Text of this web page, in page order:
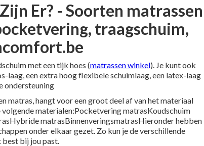
Er? - Soorten matrassen
traagschuim,
met een tijk hoes (matrassen winkel). Je kunt ook
laag, een extra hoog flexibele schuimlaag, een latex-laag
ondersteuning
matras, hangt voor een groot deel af van het materiaal
materialen:Pocketvering matrasKoudschuim
matrasBinnenveringsmatrasHieronder hebben
onder elkaar gezet. Zo kun je de verschillende
best bij jou past.